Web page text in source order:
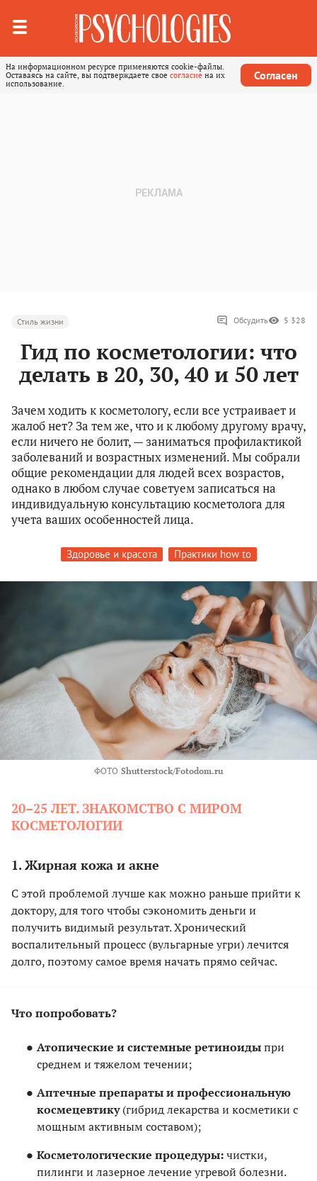
На информационном ресурсе применяются cookie-файлы.
Оставаясь на сайте, вы подтверждаете свое согласие на их
использование.
Согласен
Стиль жизни Обсудить 5 328
Гид по косметологии: что
делать в 20, 30, 40 и 50 лет
Зачем ходить к косметологу, если все устраивает и
жалоб нет? За тем же, что и к любому другому врачу,
если ничего не болит, — заниматься профилактикой
заболеваний и возрастных изменений. Мы собрали
общие рекомендации для людей всех возрастов,
однако в любом случае советуем записаться на
индивидуальную консультацию косметолога для
учета ваших особенностей лица.
Здоровье и красота Практики how to
ФОТО Shutterstock/Fotodom.ru
20–25 ЛЕТ. ЗНАКОМСТВО С МИРОМ
КОСМЕТОЛОГИИ
1. Жирная кожа и акне
С этой проблемой лучше как можно раньше прийти к
доктору, для того чтобы сэкономить деньги и
получить видимый результат. Хронический
воспалительный процесс (вульгарные угри) лечится
долго, поэтому самое время начать прямо сейчас.
Что попробовать?
Атопические и системные ретиноидыпри
среднем и тяжелом течении;
Аптечные препараты и профессиональную
космецевтику(гибрид лекарства и косметики с
мощным активным составом);
Косметологические процедуры:чистки,
пилинги и лазерное лечение угревой болезни.